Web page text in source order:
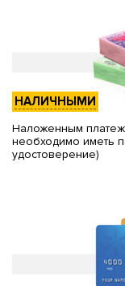
НАЛИЧНЫМИ
Наложенным
необходимо иметь
удостоверение)